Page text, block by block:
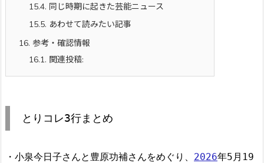
15.4. 同じ時期に起きた芸能ニュース
15.5. あわせて読みたい記事
16. 参考・確認情報
16.1. 関連投稿:
とりコレ3行まとめ
・小泉今日子さんと豊原功補さんをめぐり、 2026年5月19